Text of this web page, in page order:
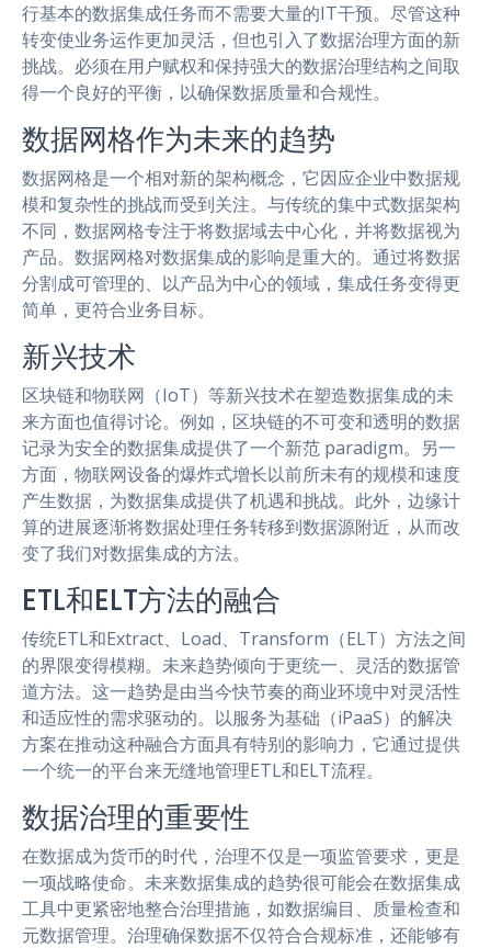
行基本的数据集成任务而不需要大量的IT干预。尽管这种
转变使业务运作更加灵活，但也引入了数据治理方面的新
挑战。必须在用户赋权和保持强大的数据治理结构之间取
得一个良好的平衡，以确保数据质量和合规性。
数据网格作为未来的趋势
数据网格是一个相对新的架构概念，它因应企业中数据规
模和复杂性的挑战而受到关注。与传统的集中式数据架构
不同，数据网格专注于将数据域去中心化，并将数据视为
产品。数据网格对数据集成的影响是重大的。通过将数据
分割成可管理的、以产品为中心的领域，集成任务变得更
简单，更符合业务目标。
新兴技术
区块链和物联网（IoT）等新兴技术在塑造数据集成的未
来方面也值得讨论。例如，区块链的不可变和透明的数据
记录为安全的数据集成提供了一个新范 paradigm。另一
方面，物联网设备的爆炸式增长以前所未有的规模和速度
产生数据，为数据集成提供了机遇和挑战。此外，边缘计
算的进展逐渐将数据处理任务转移到数据源附近，从而改
变了我们对数据集成的方法。
ETL和ELT方法的融合
传统ETL和Extract、Load、Transform（ELT）方法之间
的界限变得模糊。未来趋势倾向于更统一、灵活的数据管
道方法。这一趋势是由当今快节奏的商业环境中对灵活性
和适应性的需求驱动的。以服务为基础（iPaaS）的解决
方案在推动这种融合方面具有特别的影响力，它通过提供
一个统一的平台来无缝地管理ETL和ELT流程。
数据治理的重要性
在数据成为货币的时代，治理不仅是一项监管要求，更是
一项战略使命。未来数据集成的趋势很可能会在数据集成
工具中更紧密地整合治理措施，如数据编目、质量检查和
元数据管理。治理确保数据不仅符合合规标准，还能够有